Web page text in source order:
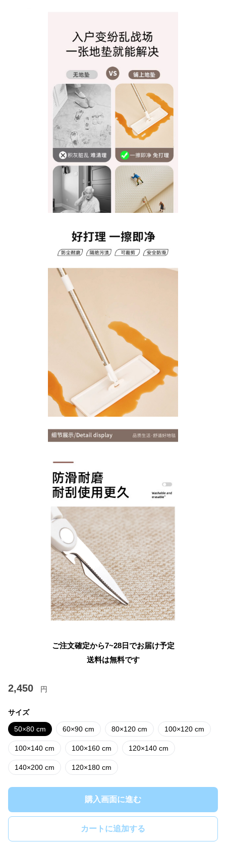
ご注文確定から7~28日でお届け予定
送料は無料です
2,450 円
サイズ
50×80 cm 60×90 cm 80×120 cm 100×120 cm
100×140 cm 100×160 cm 120×140 cm
140×200 cm 120×180 cm
購入画面に進む
カートに追加する